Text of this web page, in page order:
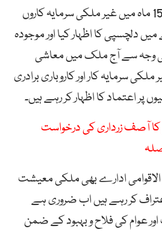
انہوں نے کہا کہ گذشتہ 15 ماہ میں غیر ملکی سرمایہ کاروں
دلچسپی کا اظہار کیا اور موجودہ
سے آج ملک میں معاشی
سرمایہ کار اور کاروباری برادری
پر اعتماد کا اظہار کر رہے ہیں۔
کا آصف زرداری کی درخواست
الاقوامی ادارے بھی ملکی معیشت
کر رہے ہیں اب ضروری ہے
عوام کی فلاح و بہبود کے ضمن